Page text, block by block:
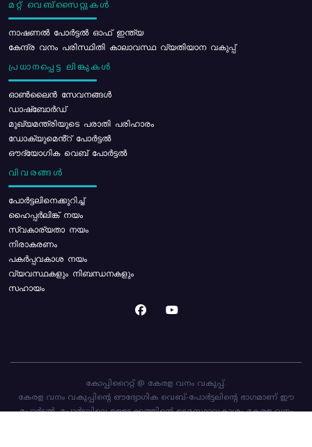
മറ്റ് വെബ്സൈറ്റുകൾ
നാഷണൽ പോർട്ടൽ ഓഫ് ഇന്ത്യ
കേന്ദ്ര വനം പരിസ്ഥിതി കാലാവസ്ഥ വ്യതിയാന വകുപ്പ്
പ്രധാനപ്പെട്ട ലിങ്കുകൾ
ഓൺലൈൻ സേവനങ്ങൾ
ഡാഷ്ബോർഡ്
മുഖ്യമന്ത്രിയുടെ പരാതി പരിഹാരം
ഡോക്യുമെൻ്റ് പോർട്ടൽ
ഔദ്യോഗിക വെബ് പോർട്ടൽ
വിവരങ്ങൾ
പോര്‍ട്ടലിനെക്കുറിച്ച്
ഹൈപ്പർലിങ്ക് നയം
സ്വകാര്യതാ നയം
നിരാകരണം
പകർപ്പവകാശ നയം
വ്യവസ്ഥകളും നിബന്ധനകളും
സഹായം
കോപ്പിറൈറ്റ് @ കേരള വനം വകുപ്പ്.
കേരള വനം വകുപ്പിന്റെ ഔദ്യോഗിക വെബ്-പോർട്ടലിന്റെ ഭാഗമാണ് ഈ
പോർട്ടൽ. പോർട്ടലിലെ ഉള്ളടക്കത്തിന്റെ ഉടമസ്ഥാവകാശം കേരള വനം